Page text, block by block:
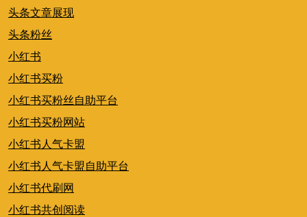
头条文章展现
头条粉丝
小红书
小红书买粉
小红书买粉丝自助平台
小红书买粉网站
小红书人气卡盟
小红书人气卡盟自助平台
小红书代刷网
小红书共创阅读